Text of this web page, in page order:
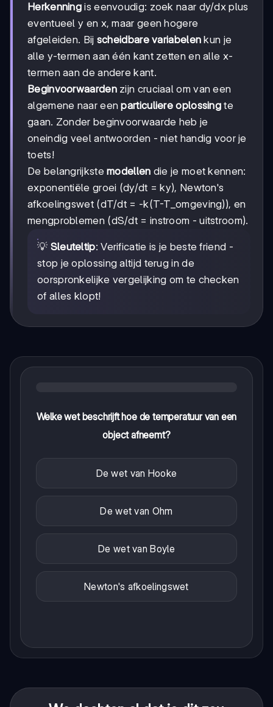
Herkenning is eenvoudig: zoek naar dy/dx plus
eventueel y en x, maar geen hogere
afgeleiden. Bij scheidbare variabelen kun je
alle y-termen aan één kant zetten en alle x-
termen aan de andere kant.
Beginvoorwaardenzijn cruciaal om van een
algemene naar eenparticuliere oplossing te
gaan. Zonder beginvoorwaarde heb je
oneindig veel antwoorden - niet handig voor je
toets!
De belangrijkstemodellen die je moet kennen:
exponentiële groei (dy/dt = ky), Newton's
afkoelingswet (dT/dt = -k(T-T_omgeving)), en
mengproblemen (dS/dt = instroom - uitstroom).
💡 Sleuteltip: Verificatie is je beste friend -
stop je oplossing altijd terug in de
oorspronkelijke vergelijking om te checken
of alles klopt!
Welke wet beschrijft hoe de temperatuur van een
object afneemt?
De wet van Hooke
De wet van Ohm
De wet van Boyle
Newton's afkoelingswet